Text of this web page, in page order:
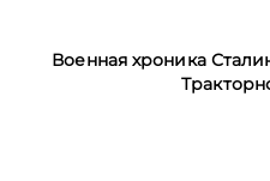
Военная хроника